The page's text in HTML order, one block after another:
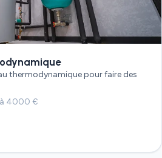
thermodynamique pour faire des
4000 €